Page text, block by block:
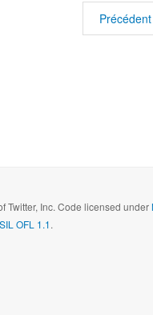
Précédent
Twitter, Inc. Code licensed under
SIL OFL 1.1.